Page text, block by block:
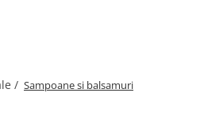
/ Sampoane si balsamuri